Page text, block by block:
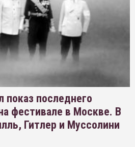
показ последнего
фестивале в Москве. В
Гитлер и Муссолини